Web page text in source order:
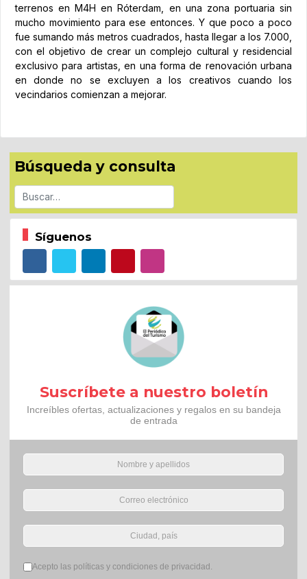
terrenos en M4H en Róterdam, en una zona portuaria sin
mucho movimiento para ese entonces. Y que poco a poco
fue sumando más metros cuadrados, hasta llegar a los 7.000,
con el objetivo de crear un complejo cultural y residencial
exclusivo para artistas, en una forma de renovación urbana
en donde no se excluyen a los creativos cuando los
vecindarios comienzan a mejorar.
Búsqueda y consulta
Buscar
Síguenos
Suscríbete a nuestro boletín
Increíbles ofertas, actualizaciones y regalos en su bandeja
de entrada
Términos del servicio*
Acepto las políticas y condiciones de privacidad.